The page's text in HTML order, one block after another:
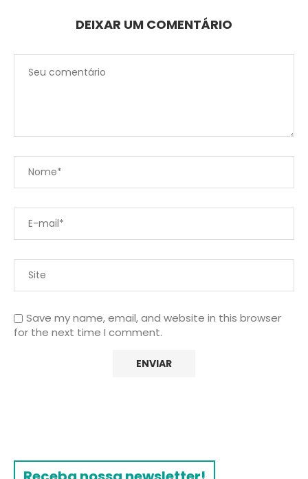
DEIXAR UM COMENTÁRIO
Save my name, email, and website in this browser
for the next time I comment.